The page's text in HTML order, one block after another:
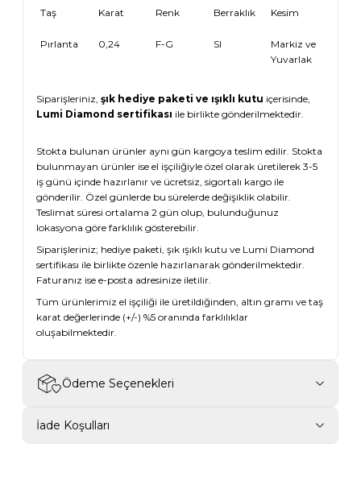
Taş Karat Renk Berraklık Kesim
Pırlanta 0,24 F-G SI
Markiz ve
Yuvarlak
Siparişleriniz, şık hediye paketi ve ışıklı kutu içerisinde,
Lumi Diamond sertifikası ile birlikte gönderilmektedir.
Stokta bulunan ürünler aynı gün kargoya teslim edilir. Stokta
bulunmayan ürünler ise el işçiliğiyle özel olarak üretilerek 3-5
iş günü içinde hazırlanır ve ücretsiz, sigortalı kargo ile
gönderilir. Özel günlerde bu sürelerde değişiklik olabilir.
Teslimat süresi ortalama 2 gün olup, bulunduğunuz
lokasyona göre farklılık gösterebilir.
Siparişleriniz; hediye paketi, şık ışıklı kutu ve Lumi Diamond
sertifikası ile birlikte özenle hazırlanarak gönderilmektedir.
Faturanız ise e-posta adresinize iletilir.
Tüm ürünlerimiz el işçiliği ile üretildiğinden, altın gramı ve taş
karat değerlerinde (+/-) %5 oranında farklılıklar
oluşabilmektedir.
Ödeme Seçenekleri
İade Koşulları